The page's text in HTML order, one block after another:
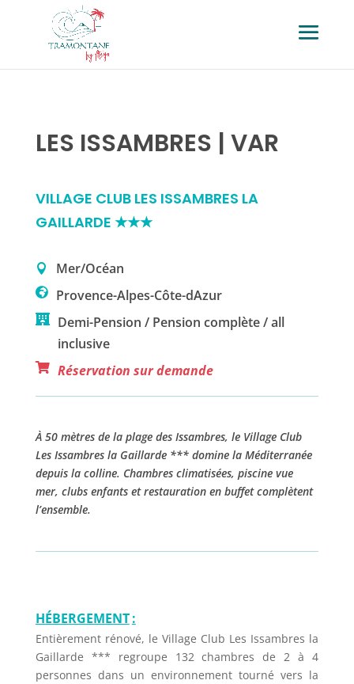
LES ISSAMBRES | VAR
VILLAGE CLUB LES ISSAMBRES LA
GAILLARDE ★★★
Mer/Océan
Provence-Alpes-Côte-dAzur
Demi-Pension / Pension complète / all
inclusive
Réservation sur demande
À 50 mètres de la plage des Issambres, le Village Club
Les Issambres la Gaillarde *** domine la Méditerranée
depuis la colline. Chambres climatisées, piscine vue
mer, clubs enfants et restauration en buffet complètent
l’ensemble.
HÉBERGEMENT:
Entièrement rénové, le Village Club Les Issambres la
Gaillarde *** regroupe 132 chambres de 2 à 4
personnes dans un environnement tourné vers la